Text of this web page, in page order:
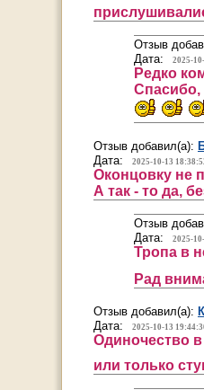
Отзыв
Дата:
2025-
Редко
Спасибо,
Отзыв добавил(а):
Дата:
2025-10-13
Оконцовку не
А так - то да,
Отзыв
Дата:
2025-
Тропа в
Рад
Отзыв добавил(а):
Дата:
2025-10-13
Одиночество
или только